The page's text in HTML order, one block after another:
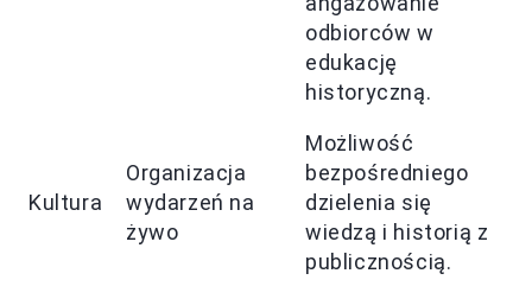
odbiorców w
edukację
historyczną.
Kultura
Organizacja
wydarzeń na
żywo
Możliwość
bezpośredniego
dzielenia się
wiedzą i historią z
publicznością.